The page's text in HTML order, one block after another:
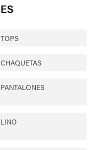
TOPS
CHAQUETAS
PANTALONES
LINO